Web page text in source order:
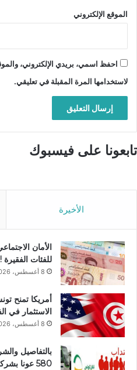
الموقع الإلكتروني
احفظ اسمي، بريدي الإلكتروني،
لاستخدامها المرة المقبلة في تعليقي.
تابعونا على فيسبوك
الأخيرة
الأمان
للفئات الفقيرة
8 أغسطس، 2026
الاستثمار في
8 أغسطس، 2026
بالتفاصيل
580 عونا بشركة النقل بتونس !!